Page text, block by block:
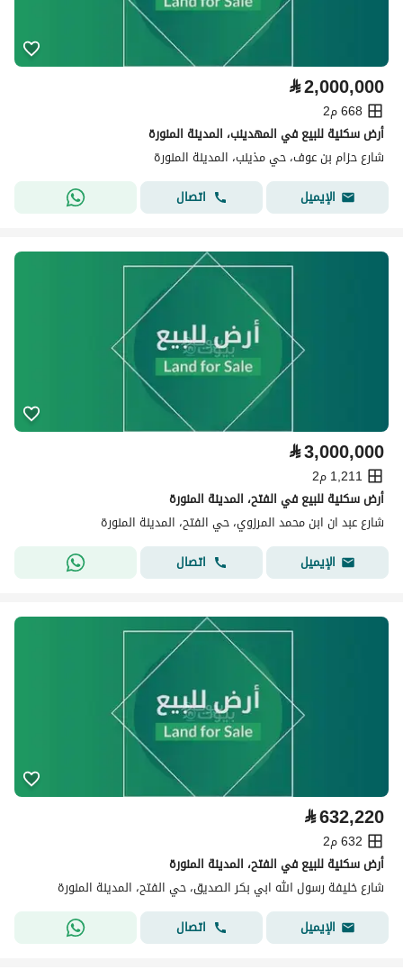
⃁2,000,000
668 م2
أرض سكنية للبيع في المهدينب، المدينة المنورة
شارع حزام بن عوف، حي مذينب، المدينة المنورة
الإيميل
اتصال
⃁3,000,000
1,211 م2
أرض سكنية للبيع في الفتح، المدينة المنورة
شارع عبد ان ابن محمد المرزوي، حي الفتح، المدينة المنورة
الإيميل
اتصال
⃁632,220
632 م2
أرض سكنية للبيع في الفتح، المدينة المنورة
شارع خليفة رسول الله ابي بكر الصديق، حي الفتح، المدينة المنورة
الإيميل
اتصال